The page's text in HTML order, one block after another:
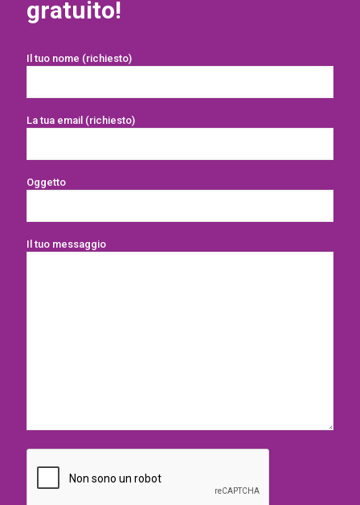
gratuito!
Il tuo nome (richiesto)
La tua email (richiesto)
Oggetto
Il tuo messaggio